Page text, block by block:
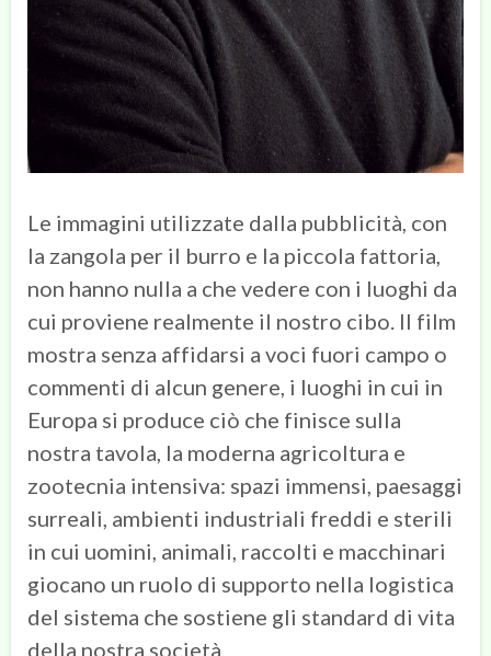
Le immagini utilizzate dalla pubblicità, con
la zangola per il burro e la piccola fattoria,
non hanno nulla a che vedere con i luoghi da
cui proviene realmente il nostro cibo. Il film
mostra senza affidarsi a voci fuori campo o
commenti di alcun genere, i luoghi in cui in
Europa si produce ciò che finisce sulla
nostra tavola, la moderna agricoltura e
zootecnia intensiva: spazi immensi, paesaggi
surreali, ambienti industriali freddi e sterili
in cui uomini, animali, raccolti e macchinari
giocano un ruolo di supporto nella logistica
del sistema che sostiene gli standard di vita
della nostra società.